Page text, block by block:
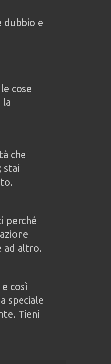
dubbio e
cose
la
che
stai
perché
ad altro.
così
speciale
Tieni